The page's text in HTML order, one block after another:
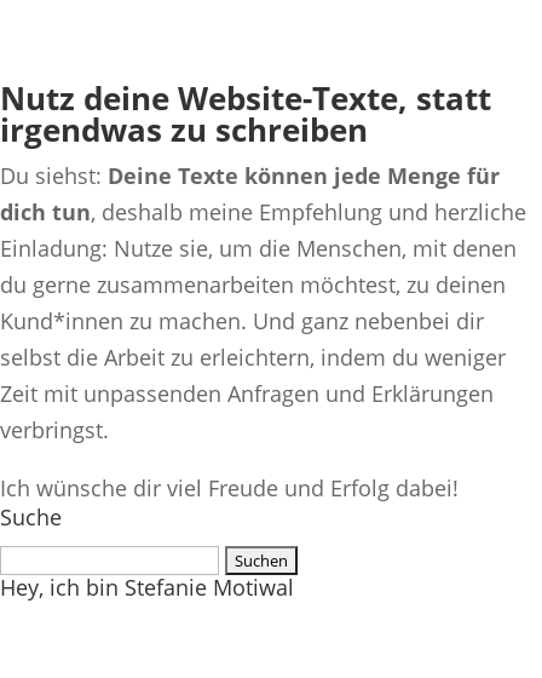
Nutz deine Website-Texte, statt
irgendwas zu schreiben
Du siehst: Deine Texte können jede Menge für
dich tun, deshalb meine Empfehlung und herzliche
Einladung: Nutze sie, um die Menschen, mit denen
du gerne zusammenarbeiten möchtest, zu deinen
Kund*innen zu machen. Und ganz nebenbei dir
selbst die Arbeit zu erleichtern, indem du weniger
Zeit mit unpassenden Anfragen und Erklärungen
verbringst.
Ich wünsche dir viel Freude und Erfolg dabei!
Suche
Suchen
nach:
Hey, ich bin Stefanie Motiwal